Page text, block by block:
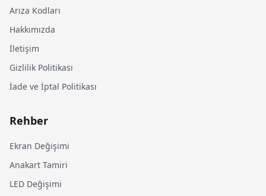
Arıza Kodları
Hakkımızda
İletişim
Gizlilik Politikası
İade ve İptal Politikası
Rehber
Ekran Değişimi
Anakart Tamiri
LED Değişimi